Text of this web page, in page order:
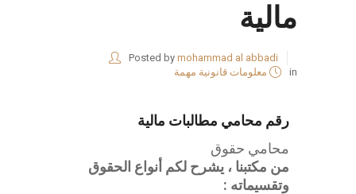
مالية
Posted by mohammad al abbadi
in
معلومات قانونية مهمة
رقم محامي مطالبات مالية
محامي حقوق
من مكتبنا ، يشرح لكم أنواع الحقوق
وتقسيماته :